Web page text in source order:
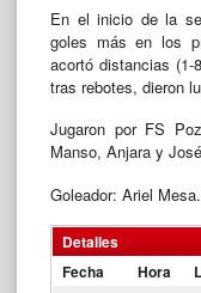
En el inicio de la
goles más en los
acortó distancias
tras rebotes, dieron
Jugaron por FS
Manso, Anjara y
Goleador: Ariel Mesa.
Detalles
Fecha
Hora